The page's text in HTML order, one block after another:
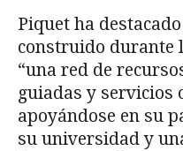
Piquet ha
construido durante
“una red de
guiadas y servicios
apoyándose en su
su universidad y